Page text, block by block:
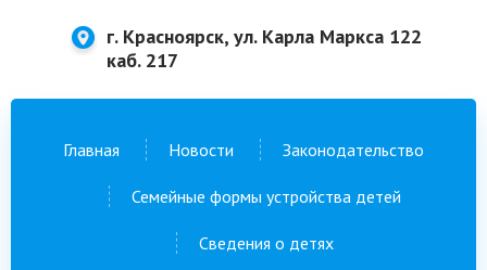
г. Красноярск, ул. Карла Маркса 122
каб. 217
Главная Новости Законодательство
Семейные формы устройства детей
Сведения о детях